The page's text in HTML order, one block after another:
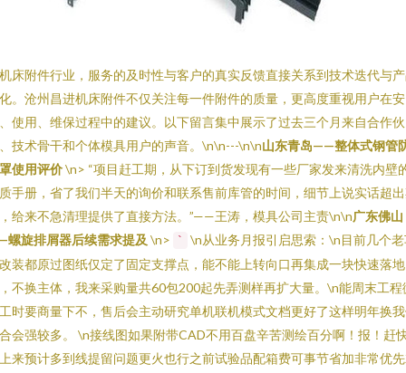
床附件行业，服务的及时性与客户的真实反馈直接关系到技术迭代与
。沧州昌进机床附件不仅关注每一件附件的质量，更高度重视用户在安
使用、维保过程中的建议。以下留言集中展示了过去三个月来自合作伙
技术骨干和个体模具用户的声音。\n\n---\n\n山东青岛——整体式钢管
使用评价\n> “项目赶工期，从下订到货发现有一些厂家发来清洗内壁
手册，省了我们半天的询价和联系售前库管的时间，细节上说实话超
给来不急清理提供了直接方法。”——王涛，模具公司主责\n\n广东佛山
旋排屑器后续需求提及 \n> `
\n从业务月报引启思索：\n目前几个
装都原过图纸仅定了固定支撑点，能不能上转向口再集成一块快速落地
不换主体，我来采购量共60包200起先弄测样再扩大量。\n能周末工程
时要商量下不，售后会主动研究单机联机模式文档更好了这样明年换
会强较多。 \n接线图如果附带CAD不用百盘辛苦测绘百分啊！报！赶
来预计多到线提留问题更火也行之前试验品配箱费可事节省加非常优